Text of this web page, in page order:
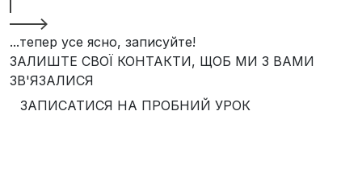
...тепер усе ясно, записуйте!
ЗАЛИШТЕ СВОЇ КОНТАКТИ, ЩОБ МИ З ВАМИ
ЗВ'ЯЗАЛИСЯ
ЗАПИСАТИСЯ НА ПРОБНИЙ УРОК